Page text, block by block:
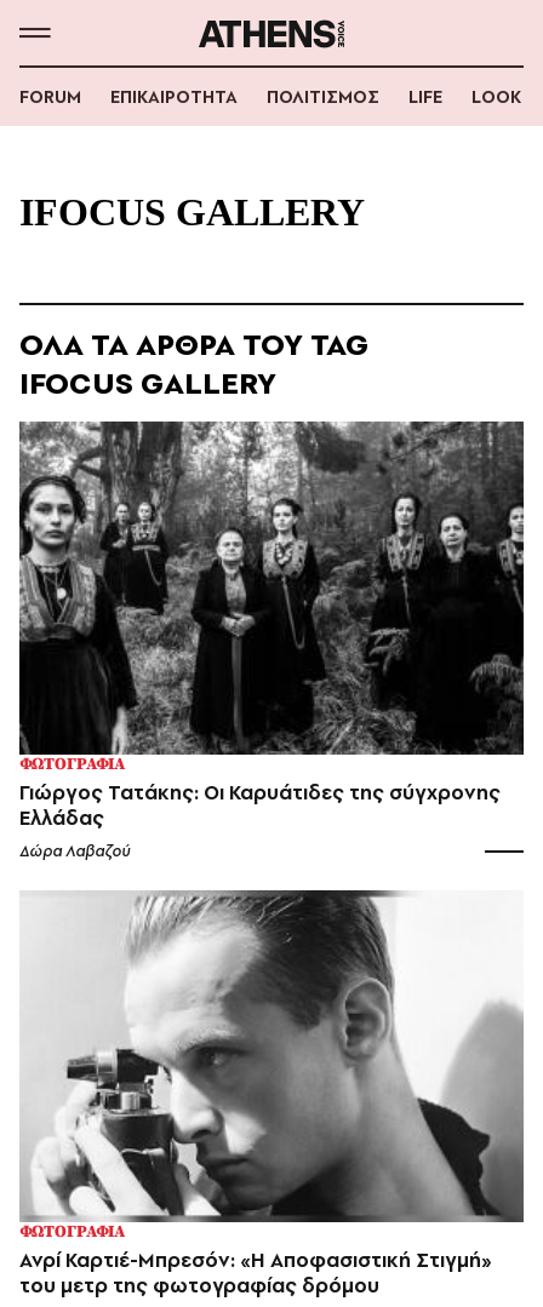
FORUM ΕΠΙΚΑΙΡΟΤΗΤΑ ΠΟΛΙΤΙΣΜΟΣ LIFE LOOK
IFOCUS GALLERY
ΟΛΑ ΤΑ ΑΡΘΡΑ ΤΟΥ TAG
IFOCUS GALLERY
ΦΩΤΟΓΡΑΦΙΑ
Γιώργος Τατάκης: Οι Καρυάτιδες της σύγχρονης
Ελλάδας
Δώρα Λαβαζού
ΦΩΤΟΓΡΑΦΙΑ
Ανρί Καρτιέ-Μπρεσόν: «Η Αποφασιστική Στιγμή»
του μετρ της φωτογραφίας δρόμου